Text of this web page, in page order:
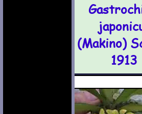
(Makino)
1913